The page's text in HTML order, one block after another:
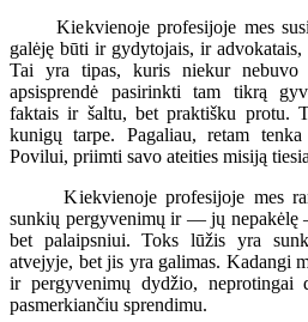
Kiekvienoje profesijoje mes
galėję būti ir gydytojais, ir
Tai yra tipas, kuris niekur nebuvo
apsisprendė pasirinkti tam tikrą
faktais ir šaltu, bet praktišku protu.
kunigų tarpe. Pagaliau, retam
Povilui, priimti savo ateities misiją
Kiekvienoje profesijoje mes
sunkių pergyvenimų ir — jų
bet palaipsniui. Toks lūžis yra
atvejyje, bet jis yra galimas. Kadangi
ir pergyvenimų dydžio, neprotingai
pasmerkiančiu sprendimu.